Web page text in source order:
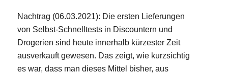
Nachtrag (06.03.2021): Die ersten Lieferungen
von Selbst-Schnelltests in Discountern und
Drogerien sind heute innerhalb kürzester Zeit
ausverkauft gewesen. Das zeigt, wie kurzsichtig
es war, dass man dieses Mittel bisher, aus